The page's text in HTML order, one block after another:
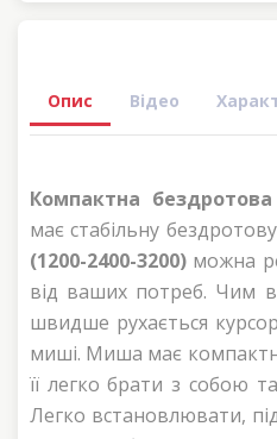
Опис Відео
Компактна
має стабільну
(1200-2400-3200) можна
від ваших потреб. Чим
швидше рухається
миші. Миша має
її легко брати з собою
Легко встановлювати,